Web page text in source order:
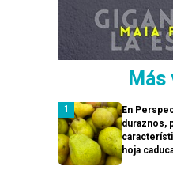
En
duraznos,
hoja